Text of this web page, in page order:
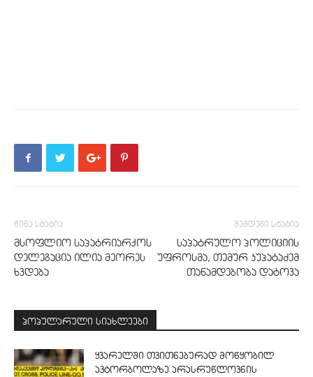
წინა სტატია
მსოფლიო საპატრიარქოს
დელეგაცია ილია მეორეს
ხვდება
შემდეგი სტატია
საპატრულო პოლიციის
უფროსმა, თემურ კუპატაძემ
თანამდებობა დატოვა
პოპულარული სიახლეები
ყვარელში თვითნებურად მოწყობილ
ავტორბოლაზე არასრუწლოვნის